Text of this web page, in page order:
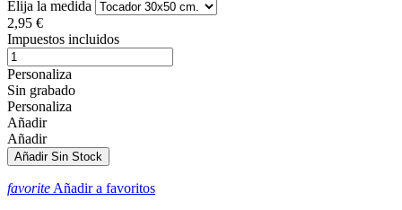
Elija la medida
2,95 €
Impuestos incluidos
Personaliza
Sin grabado
Personaliza
Añadir
Añadir
Añadir Sin Stock
favoriteAñadir a favoritos